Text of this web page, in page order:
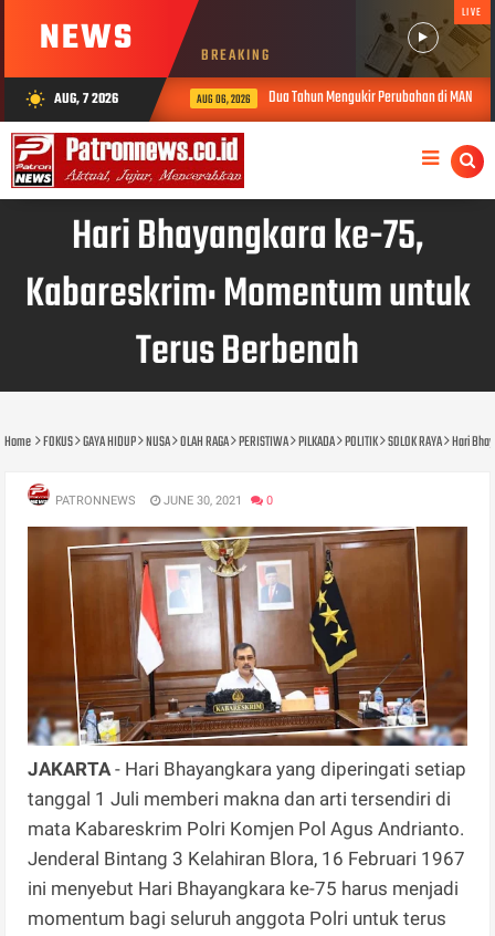
NEWS BREAKING
LIVE
wb_sunny AUG, 7 2026 AUG 06, 2026 Dua Tahun Mengukir Perubahan di MAN 2
Hari Bhayangkara ke-75,
Kabareskrim: Momentum untuk
Terus Berbenah
Home FOKUS GAYA HIDUP NUSA OLAH RAGA PERISTIWA PILKADA POLITIK SOLOK RAYA Hari
PATRONNEWS JUNE 30, 2021 0
JAKARTA- Hari Bhayangkara yang diperingati setiap
tanggal 1 Juli memberi makna dan arti tersendiri di
mata Kabareskrim Polri Komjen Pol Agus Andrianto.
Jenderal Bintang 3 Kelahiran Blora, 16 Februari 1967
ini menyebut Hari Bhayangkara ke-75 harus menjadi
momentum bagi seluruh anggota Polri untuk terus